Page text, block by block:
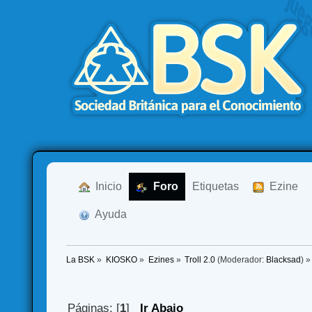
Inicio Foro Etiquetas Ezine
Ayuda
La BSK » KIOSKO» Ezines» Troll 2.0 (Moderador: Blacksad ) »
Páginas: [1] Ir Abajo